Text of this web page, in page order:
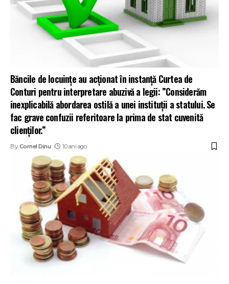
Băncile de locuințe au acționat în instanță Curtea de
Conturi pentru interpretare abuzivă a legii: ”Considerăm
inexplicabilă abordarea ostilă a unei instituții a statului. Se
fac grave confuzii referitoare la prima de stat cuvenită
clienților.”
By Cornel Dinu 10 ani ago